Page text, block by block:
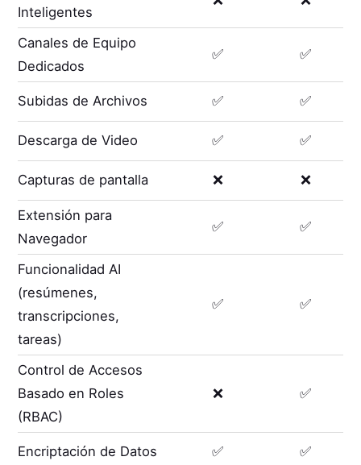
Inteligentes
Canales de Equipo
Dedicados
✅ ✅
Subidas de Archivos ✅ ✅
Descarga de Video ✅ ✅
Capturas de pantalla ❌ ❌
Extensión para
Navegador
✅ ✅
Funcionalidad AI
(resúmenes,
transcripciones,
tareas)
✅ ✅
Control de Accesos
Basado en Roles
(RBAC)
❌ ✅
Encriptación de Datos ✅ ✅